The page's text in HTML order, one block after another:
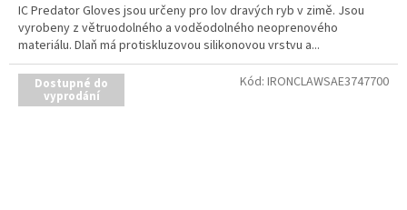
IC Predator Gloves jsou určeny pro lov dravých ryb v zimě. Jsou
vyrobeny z větruodolného a voděodolného neoprenového
materiálu. Dlaň má protiskluzovou silikonovou vrstvu a...
Dostupné do
vyprodání
Kód: IRONCLAWSAE3747700